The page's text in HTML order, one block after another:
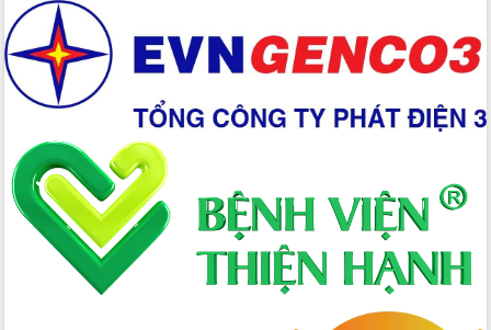
Đắk Lắk rà soát, điều chỉnh Đề án 190
về phát triển nuôi trồng thủy sản
Phó Chủ tịch UBND tỉnh Đắk Lắk
Trương Công Thái kiểm tra thực địa
Dự án cao tốc Khánh Hòa - Buôn Ma
Định vị cà phê Việt Nam như một “di
sản sống” trong dòng chảy toàn cầu
Xây dựng nông thôn mới: Nâng cao đời
sống người dân từ những mô hình thiết
Quyết liệt tháo gỡ vướng mắc, đẩy
nhanh tiến độ các dự án trọng điểm